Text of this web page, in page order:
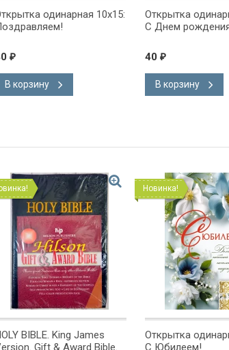
одинарная 10x15:
₽
В корзину
Открытка
С Днем
40 ₽
В корзину
BIBLE. King James
Gift & Award Bible.
Новинка!
Открытка
С Юбилеем!